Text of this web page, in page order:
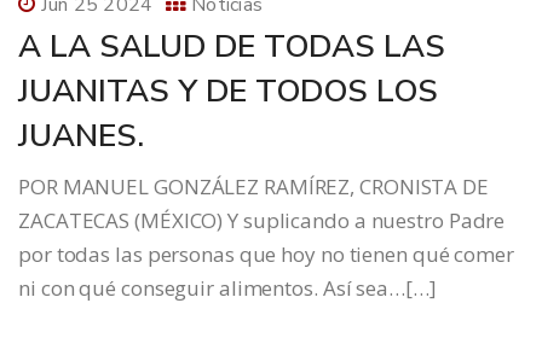
A LA SALUD DE TODAS LAS
JUANITAS Y DE TODOS LOS
JUANES.
POR MANUEL GONZÁLEZ RAMÍREZ, CRONISTA DE
ZACATECAS (MÉXICO) Y suplicando a nuestro Padre
por todas las personas que hoy no tienen qué comer
ni con qué conseguir alimentos. Así sea…[…]